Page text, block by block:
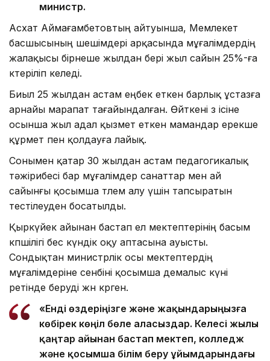
министр.
Асхат Аймағамбетовтың айтуынша, Мемлекет
басшысының шешімдері арқасында мұғалімдердің
жалақысы бірнеше жылдан бері жыл сайын 25%-ға
көтеріліп келеді.
Биыл 25 жылдан астам еңбек еткен барлық ұстазға
арнайы марапат тағайындалған. Өйткені өз ісіне
осынша жыл адал қызмет еткен мамандар ерекше
құрмет пен қолдауға лайық.
Сонымен қатар 30 жылдан астам педагогикалық
тәжірибесі бар мұғалімдер санаттар мен ай
сайынғы қосымша төлем алу үшін тапсыратын
тестілеуден босатылды.
Қыркүйек айынан бастап ел мектептерінің басым
көпшілігі бес күндік оқу аптасына ауысты.
Сондықтан министрлік осы мектептердің
мұғалімдеріне сенбіні қосымша демалыс күні
ретінде беруді жөн көрген.
«Енді өздеріңізге және жақындарыңызға
көбірек көңіл бөле аласыздар. Келесі жылы
қаңтар айынан бастап мектеп, колледж
және қосымша білім беру ұйымдарындағы